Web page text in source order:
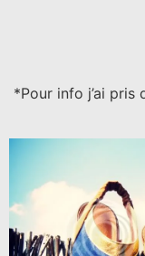
*Pour info j’ai pris